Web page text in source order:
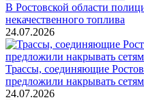
В Ростовской области
некачественного топлива
24.07.2026
Трассы, соединяющие
предложили накрывать
24.07.2026